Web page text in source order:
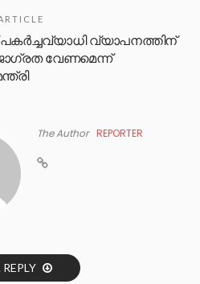
വ്യാപനത്തിന്
വേണമെന്ന്
The Author REPORTER